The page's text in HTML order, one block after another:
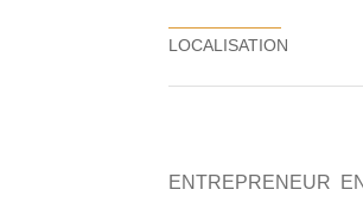
ENTREPRENEUR